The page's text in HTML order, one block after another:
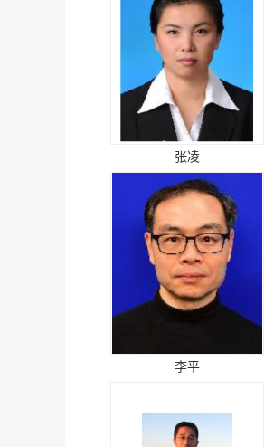
张凌
李平